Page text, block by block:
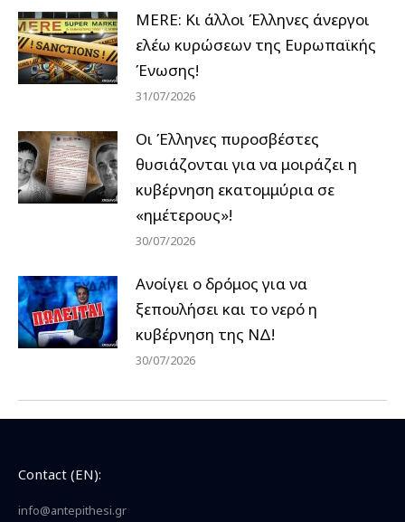
MERE: Κι άλλοι Έλληνες άνεργοι
ελέω κυρώσεων της Ευρωπαϊκής
Ένωσης!
31/07/2026
Οι Έλληνες πυροσβέστες
θυσιάζονται για να μοιράζει η
κυβέρνηση εκατομμύρια σε
«ημέτερους»!
30/07/2026
Ανοίγει ο δρόμος για να
ξεπουλήσει και το νερό η
κυβέρνηση της ΝΔ!
30/07/2026
Contact (EN):
info@antepithesi.gr